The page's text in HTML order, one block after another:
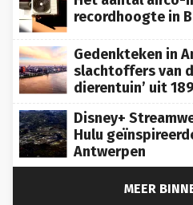
recordhoogte in
Gedenkteken in
slachtoffers van
dierentuin’ uit
Disney+
Hulu
Antwerpen
MEER